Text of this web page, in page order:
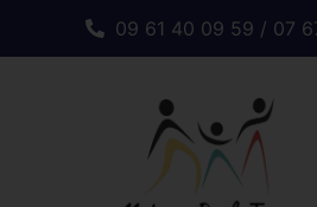
09 61 40 09 59 / 07